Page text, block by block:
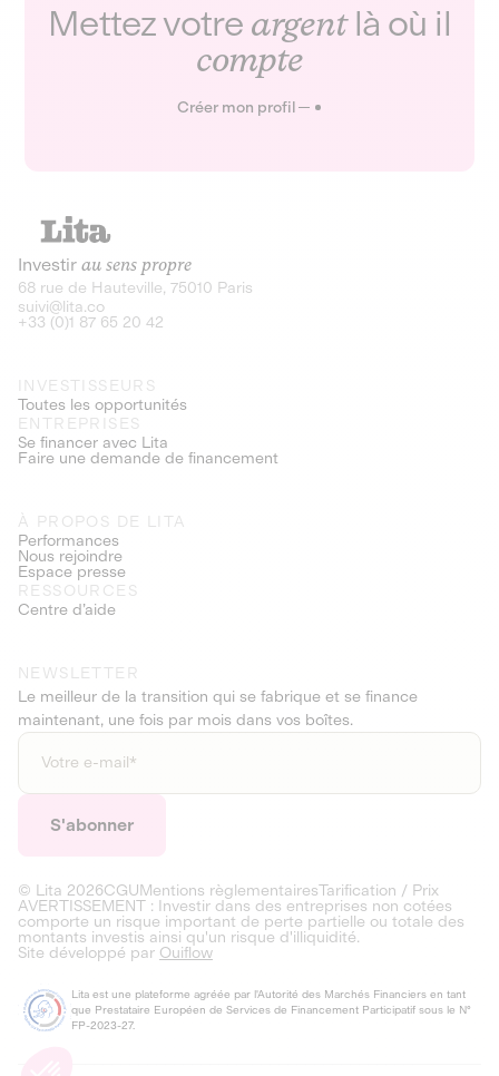
Mettez votre argentlà où il
compte
Créer mon profil
Investir au sens propre
68 rue de Hauteville, 75010 Paris
suivi@lita.co
+33 (0)1 87 65 20 42
INVESTISSEURS
Toutes les opportunités
ENTREPRISES
Se financer avec Lita
Faire une demande de financement
À PROPOS DE LITA
Performances
Nous rejoindre
Espace presse
RESSOURCES
Centre d’aide
NEWSLETTER
Le meilleur de la transition qui se fabrique et se finance
maintenant, une fois par mois dans vos boîtes.
© Lita 2026CGUMentions règlementairesTarification / Prix
AVERTISSEMENT : Investir dans des entreprises non cotées
comporte un risque important de perte partielle ou totale des
montants investis ainsi qu'un risque d'illiquidité.
Site développé par Ouiflow
Lita est une plateforme agréée par l'Autorité des Marchés Financiers en tant
que Prestataire Européen de Services de Financement Participatif sous le N°
FP-2023-27.